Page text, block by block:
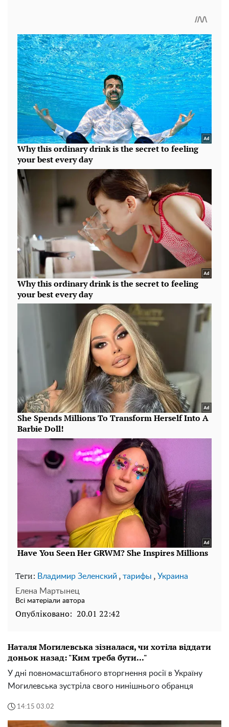
Теги: Владимир Зеленский , тарифы , Украина
Елена Мартынец
Всі матеріали автора
Опубліковано: 20.01 22:42
Наталя Могилевська зізналася, чи хотіла віддати
доньок назад: "Ким треба бути..."
У дні повномасштабного вторгнення росії в Україну
Могилевська зустріла свого нинішнього обранця
14:15 03.02